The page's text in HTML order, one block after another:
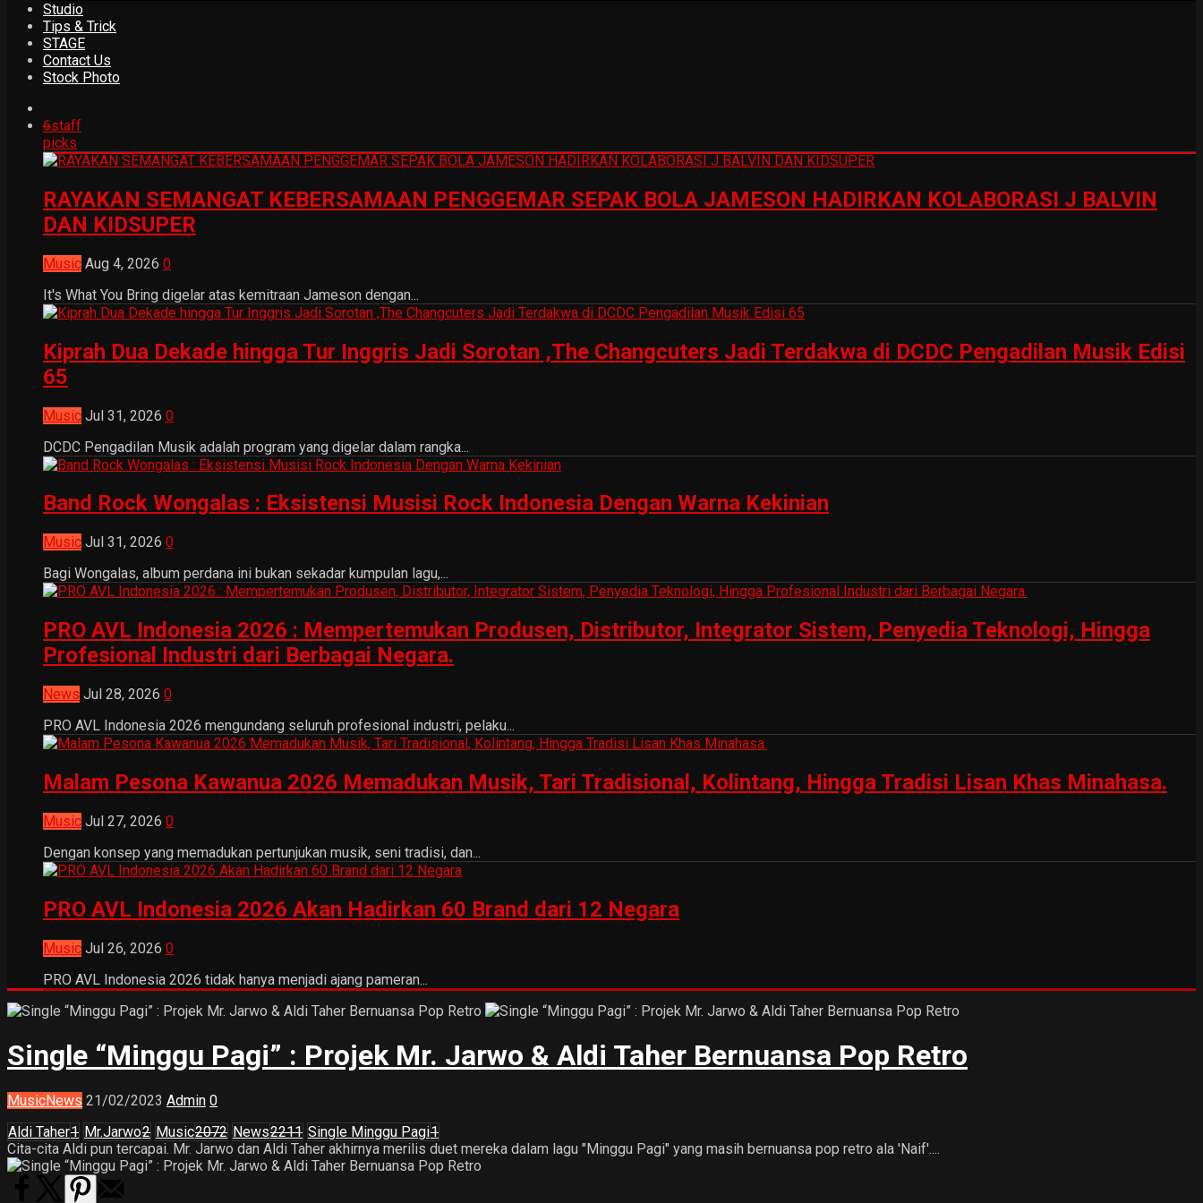
Studio
Tips & Trick
STAGE
Contact Us
Stock Photo
6staff
picks
RAYAKAN SEMANGAT KEBERSAMAAN PENGGEMAR SEPAK BOLA JAMESON HADIRKAN KOLABORASI J BALVIN
DAN KIDSUPER
Music Aug 4, 2026 0
It's What You Bring digelar atas kemitraan Jameson dengan...
Kiprah Dua Dekade hingga Tur Inggris Jadi Sorotan ,The Changcuters Jadi Terdakwa di DCDC Pengadilan Musik Edisi
65
Music Jul 31, 2026 0
DCDC Pengadilan Musik adalah program yang digelar dalam rangka...
Band Rock Wongalas : Eksistensi Musisi Rock Indonesia Dengan Warna Kekinian
Music Jul 31, 2026 0
Bagi Wongalas, album perdana ini bukan sekadar kumpulan lagu,...
PRO AVL Indonesia 2026 : Mempertemukan Produsen, Distributor, Integrator Sistem, Penyedia Teknologi, Hingga
Profesional Industri dari Berbagai Negara.
News Jul 28, 2026 0
PRO AVL Indonesia 2026 mengundang seluruh profesional industri, pelaku...
Malam Pesona Kawanua 2026 Memadukan Musik, Tari Tradisional, Kolintang, Hingga Tradisi Lisan Khas Minahasa.
Music Jul 27, 2026 0
Dengan konsep yang memadukan pertunjukan musik, seni tradisi, dan...
PRO AVL Indonesia 2026 Akan Hadirkan 60 Brand dari 12 Negara
Music Jul 26, 2026 0
PRO AVL Indonesia 2026 tidak hanya menjadi ajang pameran...
Single “Minggu Pagi” : Projek Mr. Jarwo & Aldi Taher Bernuansa Pop Retro
MusicNews 21/02/2023 Admin 0
Aldi Taher1 Mr.Jarwo2 Music2072 News2211 Single Minggu Pagi1
Cita-cita Aldi pun tercapai. Mr. Jarwo dan Aldi Taher akhirnya merilis duet mereka dalam lagu "Minggu Pagi" yang masih bernuansa pop retro ala 'Naif'....